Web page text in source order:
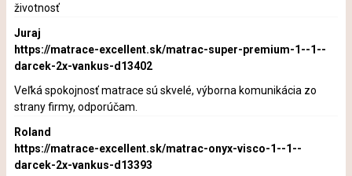
životnosť
Juraj
https://matrace-excellent.sk/matrac-super-premium-1--1--
darcek-2x-vankus-d13402
Veľká spokojnosť matrace sú skvelé, výborna komunikácia zo
strany firmy, odporúčam.
Roland
https://matrace-excellent.sk/matrac-onyx-visco-1--1--
darcek-2x-vankus-d13393